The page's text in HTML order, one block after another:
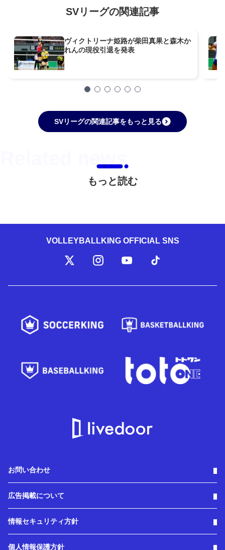
SVリーグの関連記事
ヴィクトリーナ姫路が柴田真果と森木か
れんの現役引退を発表
SVリーグの関連記事をもっと見る
もっと読む
VOLLEYBALLKING OFFICIAL SNS
お問い合わせ
広告掲載について
情報セキュリティ方針
個人情報保護方針